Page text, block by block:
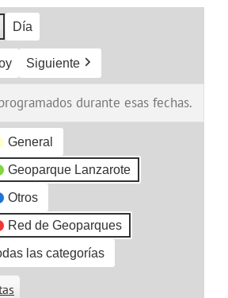
Día
Siguiente
durante esas fechas.
General
Geoparque Lanzarote
Otros
Red de Geoparques
las categorías